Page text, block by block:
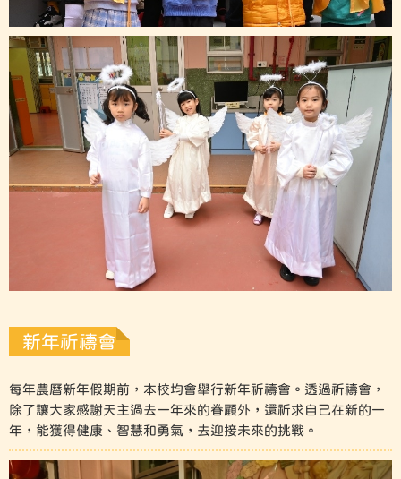
新年祈禱會
每年農曆新年假期前，本校均會舉行新年祈禱會。透過祈禱會，
除了讓大家感謝天主過去一年來的眷顧外，還祈求自己在新的一
年，能獲得健康、智慧和勇氣，去迎接未來的挑戰。